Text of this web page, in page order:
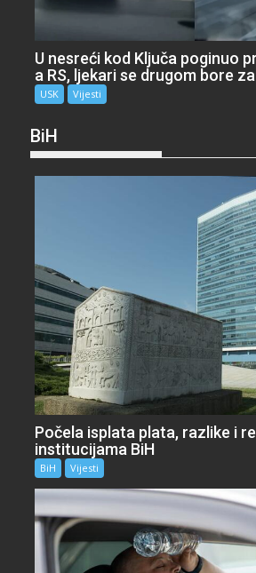
U nesreći kod Ključa poginuo
a RS, ljekari se drugom bore
USK Vijesti
BiH
Počela isplata plata, razlike i
institucijama BiH
BiH Vijesti